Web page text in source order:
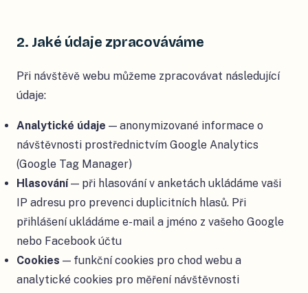
2. Jaké údaje zpracováváme
Při návštěvě webu můžeme zpracovávat následující
údaje:
Analytické údaje — anonymizované informace o
návštěvnosti prostřednictvím Google Analytics
(Google Tag Manager)
Hlasování— při hlasování v anketách ukládáme vaši
IP adresu pro prevenci duplicitních hlasů. Při
přihlášení ukládáme e-mail a jméno z vašeho Google
nebo Facebook účtu
Cookies — funkční cookies pro chod webu a
analytické cookies pro měření návštěvnosti